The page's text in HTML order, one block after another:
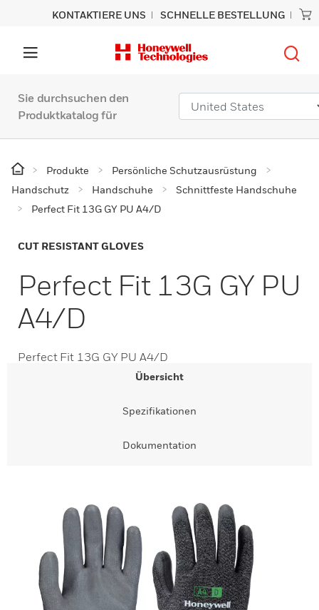
KONTAKTIERE UNS SCHNELLE BESTELLUNG
Sie durchsuchen den
Produktkatalog für
Produkte
Persönliche Schutzausrüstung
Handschutz
Handschuhe
Schnittfeste Handschuhe
Perfect Fit 13G GY PU A4/D
CUT RESISTANT GLOVES
Perfect Fit 13G GY PU
A4/D
Perfect Fit 13G GY PU A4/D
Übersicht
Spezifikationen
Dokumentation